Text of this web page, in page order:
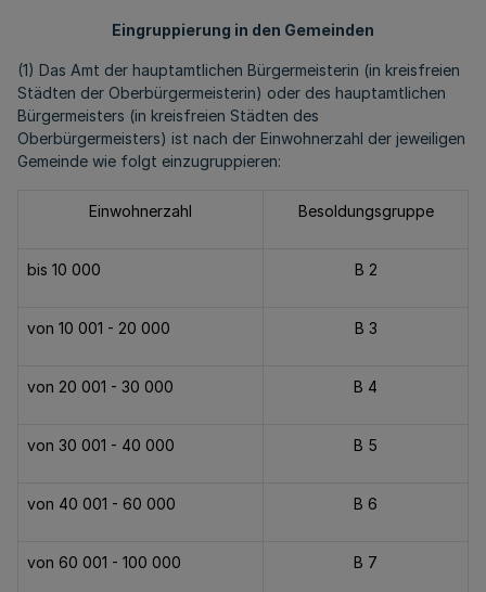
Eingruppierung in den Gemeinden
(1) Das Amt der hauptamtlichen Bürgermeisterin (in kreisfreien
Städten der Oberbürgermeisterin) oder des hauptamtlichen
Bürgermeisters (in kreisfreien Städten des
Oberbürgermeisters) ist nach der Einwohnerzahl der jeweiligen
Gemeinde wie folgt einzugruppieren:
Einwohnerzahl Besoldungsgruppe
bis 10 000 B 2
von 10 001 - 20 000 B 3
von 20 001 - 30 000 B 4
von 30 001 - 40 000 B 5
von 40 001 - 60 000 B 6
von 60 001 - 100 000 B 7